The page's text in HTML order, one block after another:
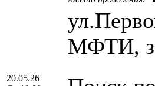
МФТИ,
20.05.26